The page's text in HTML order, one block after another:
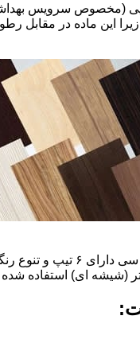
(مخصوص سرویس
این ماده در مقابل
ضخامت این درب ها ۱۶
(شیشه ای) استفاده